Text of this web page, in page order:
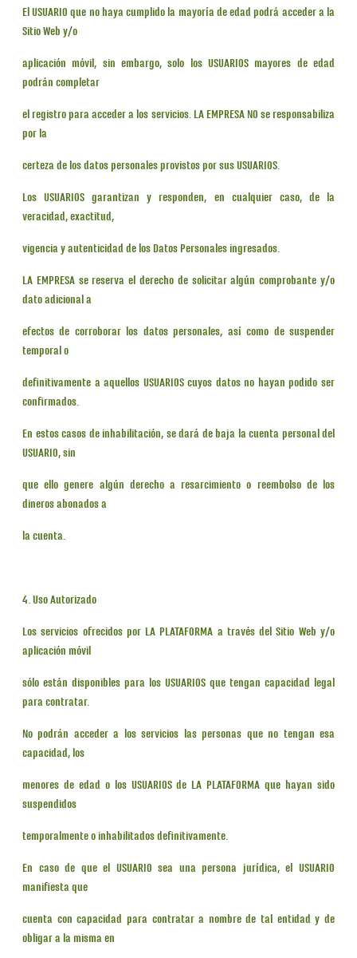
El USUARIO que no haya cumplido la mayoría de edad podrá acceder a la
Sitio Web y/o
aplicación móvil, sin embargo, solo los USUARIOS mayores de edad
podrán completar
el registro para acceder a los servicios. LA EMPRESA NO se responsabiliza
por la
certeza de los datos personales provistos por sus USUARIOS.
Los USUARIOS garantizan y responden, en cualquier caso, de la
veracidad, exactitud,
vigencia y autenticidad de los Datos Personales ingresados.
LA EMPRESA se reserva el derecho de solicitar algún comprobante y/o
dato adicional a
efectos de corroborar los datos personales, así como de suspender
temporal o
definitivamente a aquellos USUARIOS cuyos datos no hayan podido ser
confirmados.
En estos casos de inhabilitación, se dará de baja la cuenta personal del
USUARIO, sin
que ello genere algún derecho a resarcimiento o reembolso de los
dineros abonados a
la cuenta.
4. Uso Autorizado
Los servicios ofrecidos por LA PLATAFORMA a través del Sitio Web y/o
aplicación móvil
sólo están disponibles para los USUARIOS que tengan capacidad legal
para contratar.
No podrán acceder a los servicios las personas que no tengan esa
capacidad, los
menores de edad o los USUARIOS de LA PLATAFORMA que hayan sido
suspendidos
temporalmente o inhabilitados definitivamente.
En caso de que el USUARIO sea una persona jurídica, el USUARIO
manifiesta que
cuenta con capacidad para contratar a nombre de tal entidad y de
obligar a la misma en